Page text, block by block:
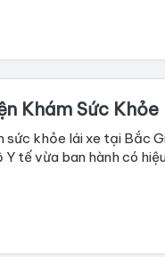
Khám Sức
sức khỏe lái xe tại Bắc
tế vừa ban hành có